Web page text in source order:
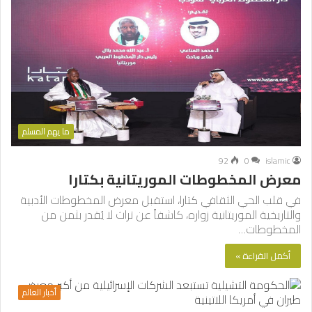
ما يهم المسلم
islamic
0
92
معرض المخطوطات الموريتانية بكتارا
في قلب الحي الثقافي كتارا، استقبل معرض المخطوطات الأدبية
والتاريخية الموريتانية زواره، كاشفاً عن تراث لا يُقدر بثمن من
المخطوطات…
أكمل القراءة »
أخبار العالم